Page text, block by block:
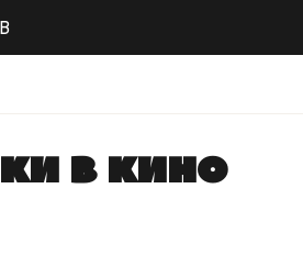
в кино